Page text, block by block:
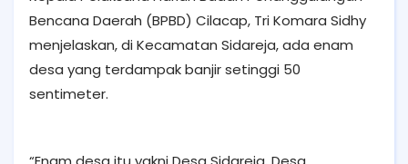
Bencana Daerah (BPBD) Cilacap, Tri Komara Sidhy
menjelaskan, di Kecamatan Sidareja, ada enam
desa yang terdampak banjir setinggi 50
sentimeter.